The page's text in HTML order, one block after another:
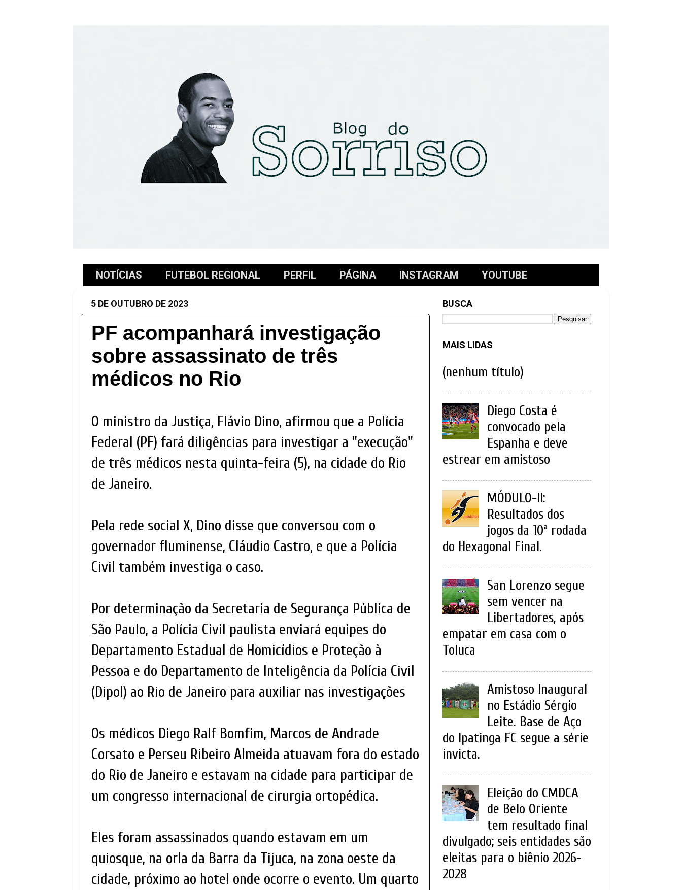
NOTÍCIAS FUTEBOL REGIONAL PERFIL PÁGINA INSTAGRAM YOUTUBE
5 DE OUTUBRO DE 2023
PF acompanhará investigação
sobre assassinato de três
médicos no Rio
O ministro da Justiça, Flávio Dino, afirmou que a Polícia
Federal (PF) fará diligências para investigar a "execução"
de três médicos nesta quinta-feira (5), na cidade do Rio
de Janeiro.
Pela rede social X, Dino disse que conversou com o
governador fluminense, Cláudio Castro, e que a Polícia
Civil também investiga o caso.
Por determinação da Secretaria de Segurança Pública de
São Paulo, a Polícia Civil paulista enviará equipes do
Departamento Estadual de Homicídios e Proteção à
Pessoa e do Departamento de Inteligência da Polícia Civil
(Dipol) ao Rio de Janeiro para auxiliar nas investigações
Os médicos Diego Ralf Bomfim, Marcos de Andrade
Corsato e Perseu Ribeiro Almeida atuavam fora do estado
do Rio de Janeiro e estavam na cidade para participar de
um congresso internacional de cirurgia ortopédica.
Eles foram assassinados quando estavam em um
quiosque, na orla da Barra da Tijuca, na zona oeste da
cidade, próximo ao hotel onde ocorre o evento. Um quarto
BUSCA
MAIS LIDAS
(nenhum título)
Diego Costa é
convocado pela
Espanha e deve
estrear em amistoso
MÓDULO-II:
Resultados dos
jogos da 10ª rodada
do Hexagonal Final.
San Lorenzo segue
sem vencer na
Libertadores, após
empatar em casa com o
Toluca
Amistoso Inaugural
no Estádio Sérgio
Leite. Base de Aço
do Ipatinga FC segue a série
invicta.
Eleição do CMDCA
de Belo Oriente
tem resultado final
divulgado; seis entidades são
eleitas para o biênio 2026-
2028